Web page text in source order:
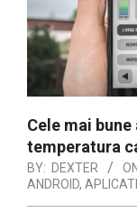
Cele mai
temperatura
BY: DEXTER
ANDROID,